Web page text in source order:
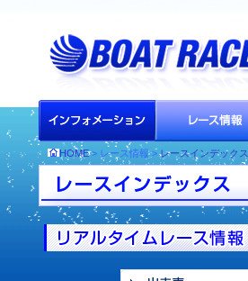
HOME> レース情報 >レースインデックス